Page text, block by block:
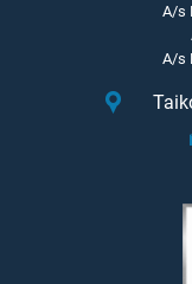
A/s
A/s